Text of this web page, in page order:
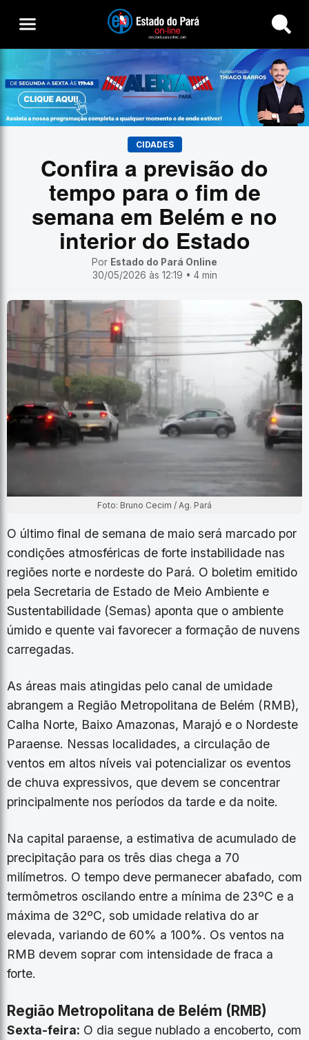
Buscar
CIDADES
Confira a previsão do
tempo para o fim de
semana em Belém e no
interior do Estado
Por Estado do Pará Online
30/05/2026 às 12:19 • 4 min
Foto: Bruno Cecim / Ag. Pará
O último final de semana de maio será marcado por
condições atmosféricas de forte instabilidade nas
regiões norte e nordeste do Pará. O boletim emitido
pela Secretaria de Estado de Meio Ambiente e
Sustentabilidade (Semas) aponta que o ambiente
úmido e quente vai favorecer a formação de nuvens
carregadas.
As áreas mais atingidas pelo canal de umidade
abrangem a Região Metropolitana de Belém (RMB),
Calha Norte, Baixo Amazonas, Marajó e o Nordeste
Paraense. Nessas localidades, a circulação de
ventos em altos níveis vai potencializar os eventos
de chuva expressivos, que devem se concentrar
principalmente nos períodos da tarde e da noite.
Na capital paraense, a estimativa de acumulado de
precipitação para os três dias chega a 70
milímetros. O tempo deve permanecer abafado, com
termômetros oscilando entre a mínima de 23ºC e a
máxima de 32ºC, sob umidade relativa do ar
elevada, variando de 60% a 100%. Os ventos na
RMB devem soprar com intensidade de fraca a
forte.
Região Metropolitana de Belém (RMB)
Sexta-feira: O dia segue nublado a encoberto, com